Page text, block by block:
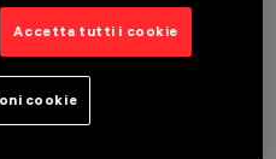
2026
Accetta tutti i cookie
cookie